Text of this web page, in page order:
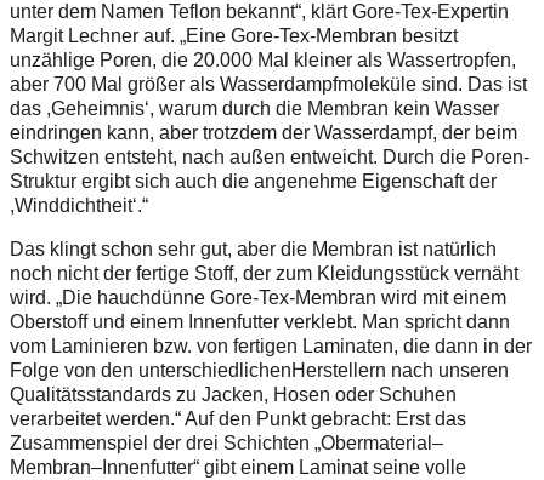
unter dem Namen Teflon bekannt“, klärt Gore-Tex-Expertin
Margit Lechner auf. „Eine Gore-Tex-Membran besitzt
unzählige Poren, die 20.000 Mal kleiner als Wassertropfen,
aber 700 Mal größer als Wasserdampfmoleküle sind. Das ist
das ,Geheimnis‘, warum durch die Membran kein Wasser
eindringen kann, aber trotzdem der Wasserdampf, der beim
Schwitzen entsteht, nach außen entweicht. Durch die Poren-
Struktur ergibt sich auch die angenehme Eigenschaft der
,Winddichtheit‘.“
Das klingt schon sehr gut, aber die Membran ist natürlich
noch nicht der fertige Stoff, der zum Kleidungsstück vernäht
wird. „Die hauchdünne Gore-Tex-Membran wird mit einem
Oberstoff und einem Innenfutter verklebt. Man spricht dann
vom Laminieren bzw. von fertigen Laminaten, die dann in der
Folge von den unterschiedlichenHerstellern nach unseren
Qualitätsstandards zu Jacken, Hosen oder Schuhen
verarbeitet werden.“ Auf den Punkt gebracht: Erst das
Zusammenspiel der drei Schichten „Obermaterial–
Membran–Innenfutter“ gibt einem Laminat seine volle